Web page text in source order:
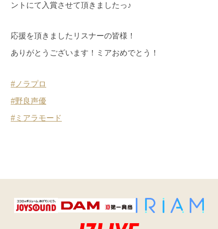
ントにて入賞させて頂きましたっ♪
応援を頂きましたリスナーの皆様！
ありがとうございます！ミアおめでとう！
#ノラプロ
#野良声優
#ミアラモード